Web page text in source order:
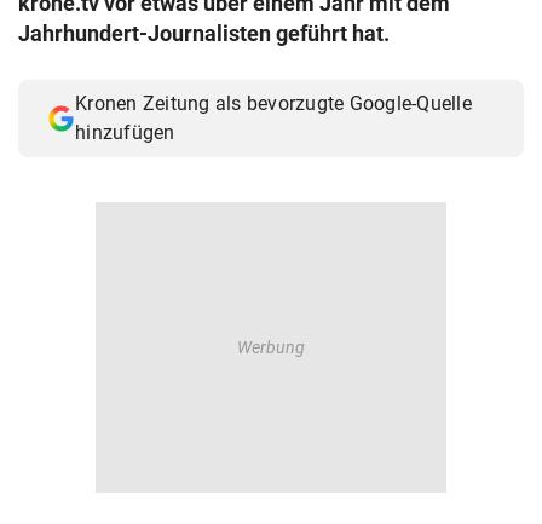
Jahrhundert-Journalisten geführt hat.
Kronen Zeitung als bevorzugte Google-Quelle
hinzufügen